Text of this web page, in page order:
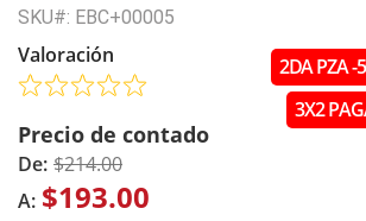
SKU#: EBC+00005
Valoración
Precio de contado
De: $214.00
A: $193.00
2DA PZA -
3X2